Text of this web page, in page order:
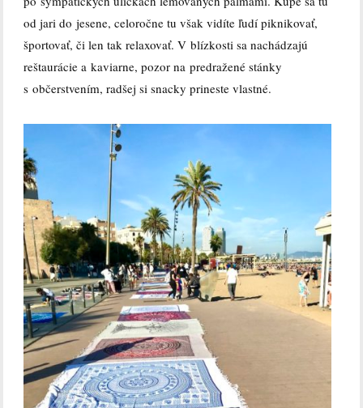
od jari do jesene, celoročne tu však vidíte ľudí piknikovať,
športovať, či len tak relaxovať. V blízkosti sa nachádzajú
reštaurácie a kaviarne, pozor na predražené stánky
s občerstvením, radšej si snacky prineste vlastné.